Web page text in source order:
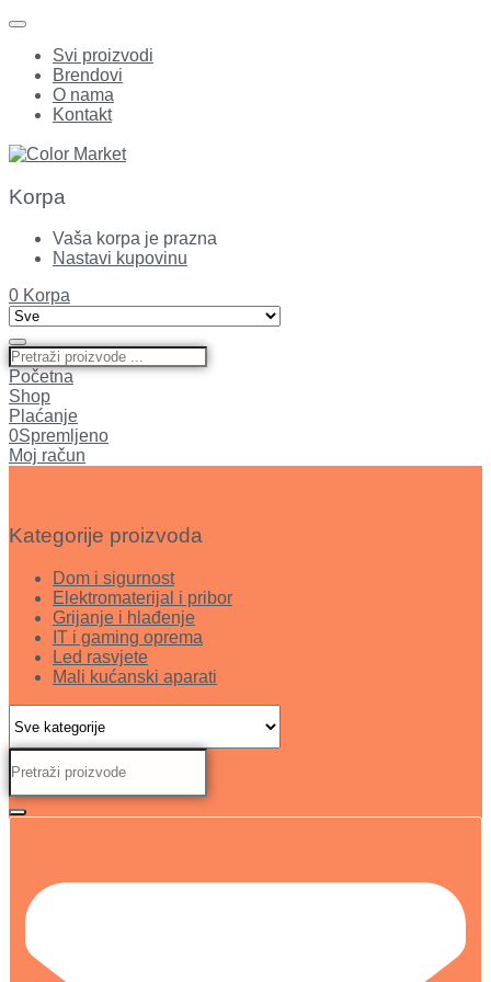
Svi proizvodi
Brendovi
O nama
Kontakt
Korpa
Vaša korpa je prazna
Nastavi kupovinu
0 Korpa
Početna
Shop
Plaćanje
0Spremljeno
Moj račun
Kategorije proizvoda
Dom i sigurnost
Elektromaterijal i pribor
Grijanje i hlađenje
IT i gaming oprema
Led rasvjete
Mali kućanski aparati